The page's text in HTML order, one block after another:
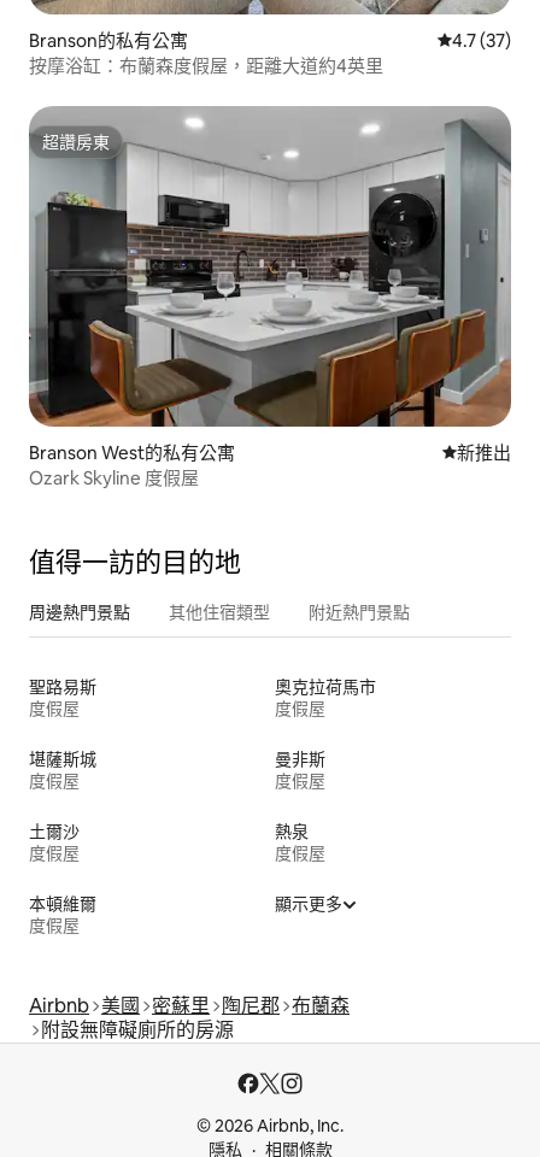
Branson的私有公寓 從 37 則評
4.7 (37)
按摩浴缸：布蘭森度假屋，距離大道約4英里
超讚房東
超讚房東
Branson West的私有公寓 新住處
新推出
Ozark Skyline 度假屋
值得一訪的目的地
周邊熱門景點 其他住宿類型 附近熱門景點
聖路易斯
度假屋
奧克拉荷馬市
度假屋
堪薩斯城
度假屋
曼非斯
度假屋
土爾沙
度假屋
熱泉
度假屋
本頓維爾
度假屋
顯示更多
Airbnb 美國 密蘇里 陶尼郡 布蘭森
附設無障礙廁所的房源
© 2026 Airbnb, Inc.
隱私
相關條款